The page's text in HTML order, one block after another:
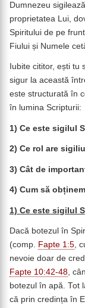
Dumnezeu
proprietatea Lui,
Spiritului de pe
Fiului și Numele
Iubite cititor, ești tu
sigur la această
este structurată în
în lumina Scripturii:
1) Ce este sigilul
2) Ce rol are
3) Cât de
4) Cum să
1) Ce este sigilul
Dacă botezul în
(comp. Fapte 1:5,
nevoie doar de
Fapte 10:42-48,
botezul în apă. Tot
că prin credința în